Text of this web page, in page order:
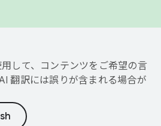
して、コンテンツをご希望の言
翻訳には誤りが含まれる場合が